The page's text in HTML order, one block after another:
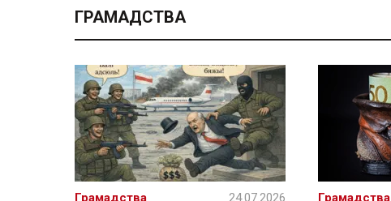
ГРАМАДСТВА
Грамадства 24.07.2026 Грамадства